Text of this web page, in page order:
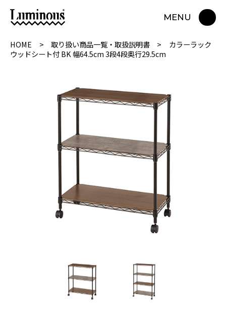
MENU
HOME 取り扱い商品一覧・取扱説明書
カラーラック
ウッドシート付 BK 幅64.5cm 3段4段奥行29.5cm